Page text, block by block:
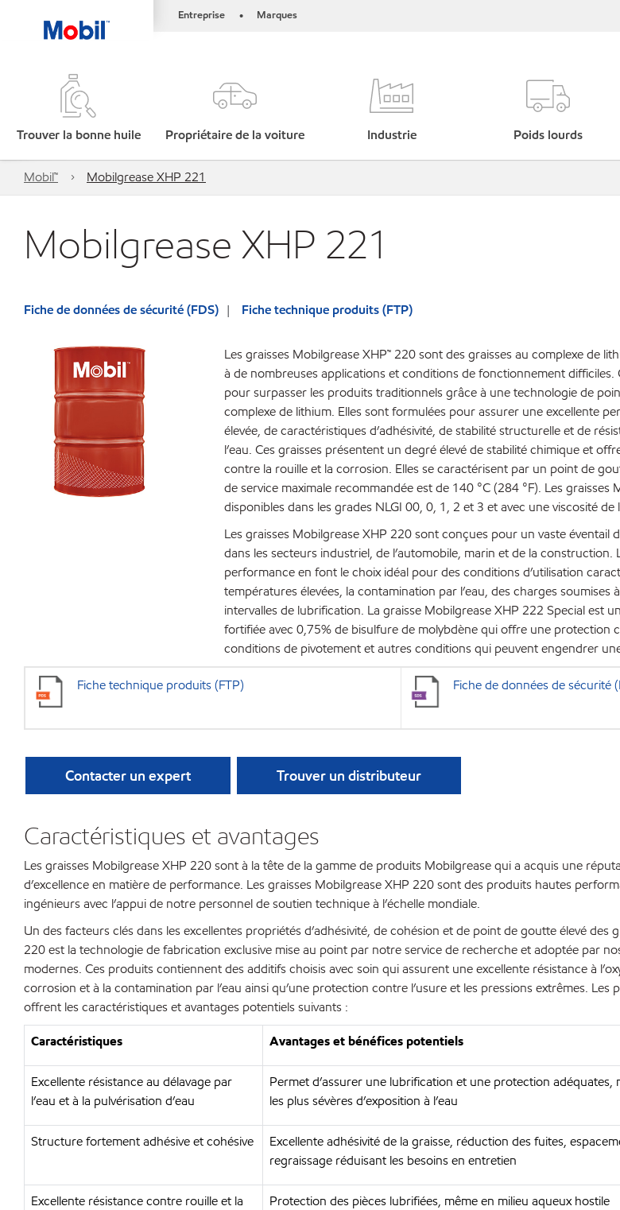
Entreprise • Marques
Trouver la bonne huile Propriétaire de la voiture Industrie Poids lourds
Mobil™ Mobilgrease XHP 221
Mobilgrease XHP 221
Fiche de données de sécurité (FDS) Fiche technique produits (FTP)
Les graisses Mobilgrease XHP™ 220 sont des graisses au complexe de
à de nombreuses applications et conditions de fonctionnement difficiles.
pour surpasser les produits traditionnels grâce à une technologie de
complexe de lithium. Elles sont formulées pour assurer une excellente
élevée, de caractéristiques d’adhésivité, de stabilité structurelle et de
l’eau. Ces graisses présentent un degré élevé de stabilité chimique et
contre la rouille et la corrosion. Elles se caractérisent par un point de
de service maximale recommandée est de 140 °C (284 °F). Les graisses
disponibles dans les grades NLGI 00, 0, 1, 2 et 3 et avec une viscosité de
Les graisses Mobilgrease XHP 220 sont conçues pour un vaste éventail
dans les secteurs industriel, de l’automobile, marin et de la construction.
performance en font le choix idéal pour des conditions d’utilisation
températures élevées, la contamination par l’eau, des charges soumises
intervalles de lubrification. La graisse Mobilgrease XHP 222 Special est
fortifiée avec 0,75% de bisulfure de molybdène qui offre une protection
conditions de pivotement et autres conditions qui peuvent engendrer
Fiche technique produits (FTP) Fiche de données de sécurité
Contacter un expert Trouver un distributeur
Caractéristiques et avantages
Les graisses Mobilgrease XHP 220 sont à la tête de la gamme de produits Mobilgrease qui a acquis une
d’excellence en matière de performance. Les graisses Mobilgrease XHP 220 sont des produits hautes
ingénieurs avec l’appui de notre personnel de soutien technique à l’échelle mondiale.
Un des facteurs clés dans les excellentes propriétés d’adhésivité, de cohésion et de point de goutte élevé des
220 est la technologie de fabrication exclusive mise au point par notre service de recherche et adoptée par
modernes. Ces produits contiennent des additifs choisis avec soin qui assurent une excellente résistance à
corrosion et à la contamination par l’eau ainsi qu’une protection contre l’usure et les pressions extrêmes.
offrent les caractéristiques et avantages potentiels suivants :
Caractéristiques Avantages et bénéfices potentiels
Excellente résistance au délavage par
l’eau et à la pulvérisation d’eau
Permet d’assurer une lubrification et une protection adéquates,
les plus sévères d’exposition à l’eau
Structure fortement adhésive et cohésive
Excellente adhésivité de la graisse, réduction des fuites,
regraissage réduisant les besoins en entretien
Excellente résistance contre rouille et la
Protection des pièces lubrifiées, même en milieu aqueux hostile